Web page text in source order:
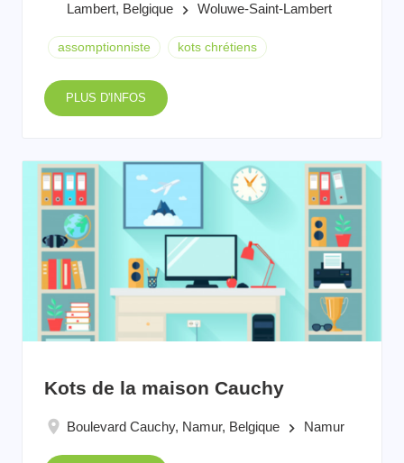
Lambert, Belgique
keyboard_arrow_right Woluwe-Saint-Lambert
assomptionniste kots chrétiens
PLUS D'INFOS
Kots de la maison Cauchy
Boulevard Cauchy, Namur, Belgique keyboard_arrow_right Namur